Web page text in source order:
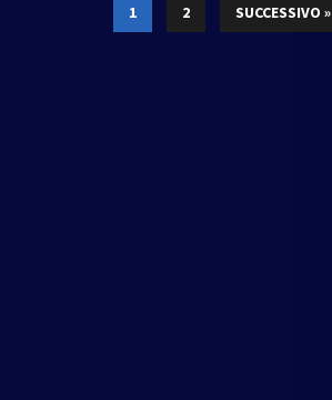
1
2 SUCCESSIVO »